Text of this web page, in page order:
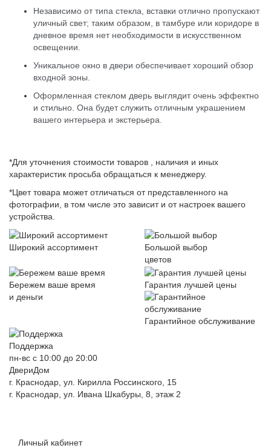
Независимо от типа стекла, вставки отлично пропускают
уличный свет; таким образом, в тамбуре или коридоре в
дневное время нет необходимости в искусственном
освещении.
Уникальное окно в двери обеспечивает хороший обзор
входной зоны.
Оформленная стеклом дверь выглядит очень эффектно
и стильно. Она будет служить отличным украшением
вашего интерьера и экстерьера.
*Для уточнения стоимости товаров , наличия и иных
характеристик просьба обращаться к менеджеру.
*Цвет товара может отличаться от представленного на
фотографии, в том числе это зависит и от настроек вашего
устройства.
Широкий ассортимент
Большой выбор
цветов
Бережем ваше время
и деньги
Гарантия лучшей цены
Гарантийное обслуживание
Поддержка
пн-вс с 10:00 до 20:00
ДвериДом
г. Краснодар, ул. Кирилла Россинского, 15
г. Краснодар, ул. Ивана Шкабуры, 8, этаж 2
Личный кабинет